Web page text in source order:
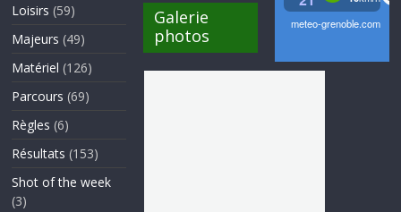
Loisirs (59)
Majeurs (49)
Matériel (126)
Parcours (69)
Règles (6)
Résultats (153)
Shot of the week
(3)
Galerie
photos